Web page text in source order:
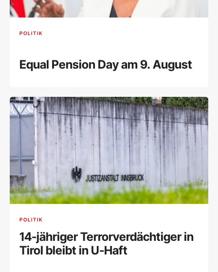
POLITIK
Equal Pension Day am 9. August
POLITIK
14-jähriger Terrorverdächtiger in
Tirol bleibt in U-Haft